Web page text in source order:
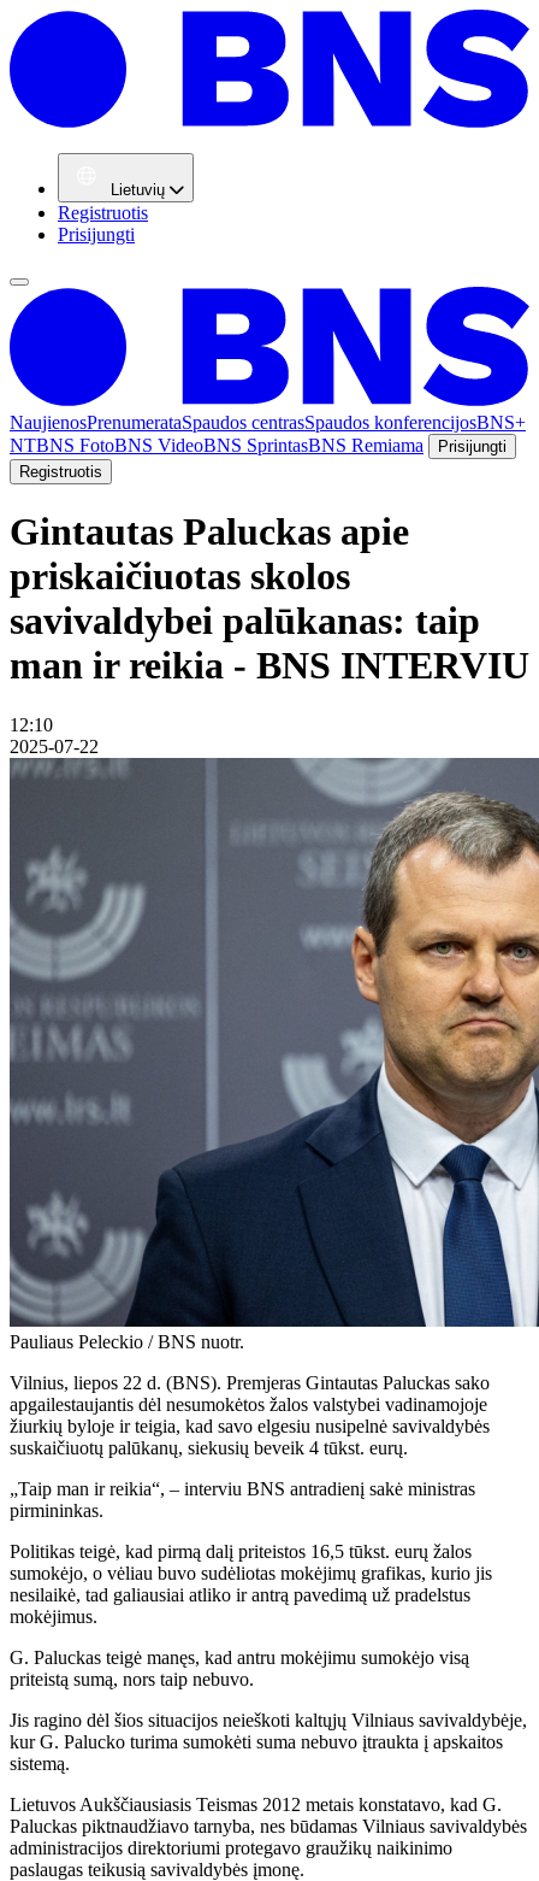
Lietuvių
Registruotis
Prisijungti
NaujienosPrenumerataSpaudos centrasSpaudos konferencijosBNS+
NTBNS FotoBNS VideoBNS SprintasBNS Remiama
Prisijungti
Registruotis
Gintautas Paluckas apie
priskaičiuotas skolos
savivaldybei palūkanas: taip
man ir reikia - BNS INTERVIU
12:10
2025-07-22
Pauliaus Peleckio / BNS nuotr.
Vilnius, liepos 22 d. (BNS). Premjeras Gintautas Paluckas sako
apgailestaujantis dėl nesumokėtos žalos valstybei vadinamojoje
žiurkių byloje ir teigia, kad savo elgesiu nusipelnė savivaldybės
suskaičiuotų palūkanų, siekusių beveik 4 tūkst. eurų.
„Taip man ir reikia“, – interviu BNS antradienį sakė ministras
pirmininkas.
Politikas teigė, kad pirmą dalį priteistos 16,5 tūkst. eurų žalos
sumokėjo, o vėliau buvo sudėliotas mokėjimų grafikas, kurio jis
nesilaikė, tad galiausiai atliko ir antrą pavedimą už pradelstus
mokėjimus.
G. Paluckas teigė manęs, kad antru mokėjimu sumokėjo visą
priteistą sumą, nors taip nebuvo.
Jis ragino dėl šios situacijos neieškoti kaltųjų Vilniaus savivaldybėje,
kur G. Palucko turima sumokėti suma nebuvo įtraukta į apskaitos
sistemą.
Lietuvos Aukščiausiasis Teismas 2012 metais konstatavo, kad G.
Paluckas piktnaudžiavo tarnyba, nes būdamas Vilniaus savivaldybės
administracijos direktoriumi protegavo graužikų naikinimo
paslaugas teikusią savivaldybės įmonę.